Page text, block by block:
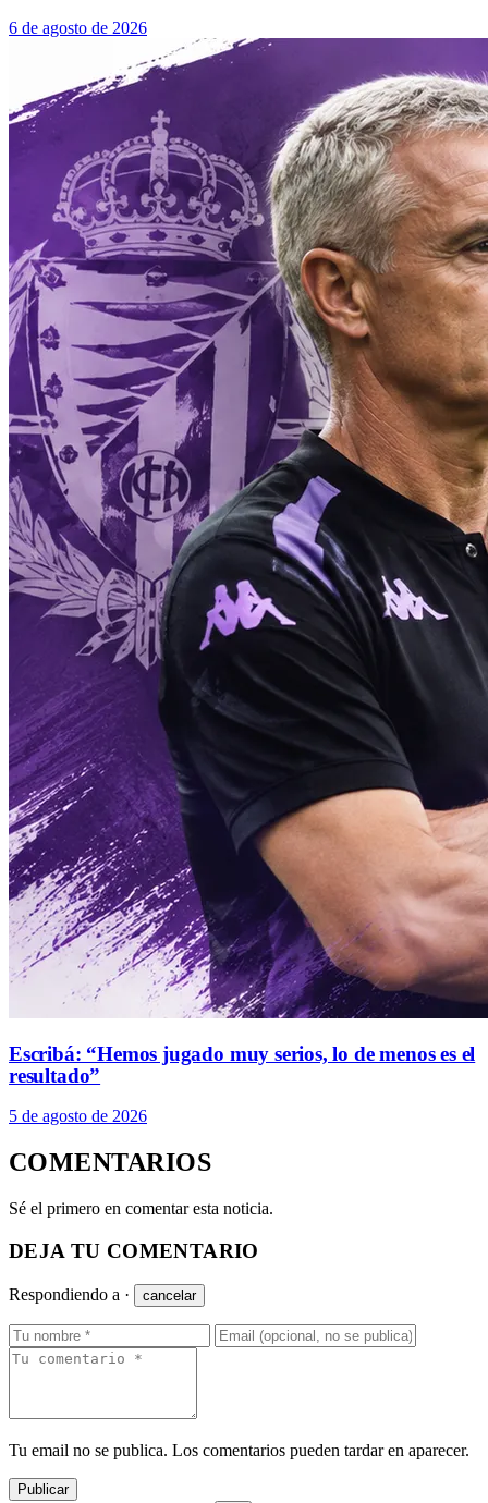
6 de agosto de 2026
Escribá: “Hemos jugado muy serios, lo de menos es el
resultado”
5 de agosto de 2026
COMENTARIOS
Sé el primero en comentar esta noticia.
DEJA TU COMENTARIO
Respondiendo a · cancelar
Tu email no se publica. Los comentarios pueden tardar en aparecer.
Publicar